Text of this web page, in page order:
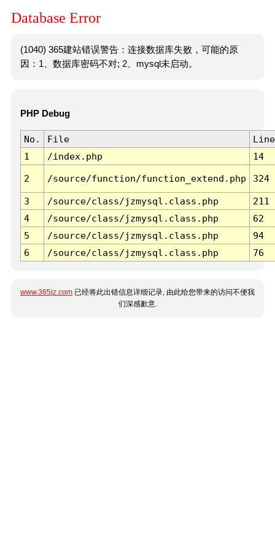
Database Error
(1040) 365建站错误警告：连接数据库失败，可能的原
因：1、数据库密码不对; 2、mysql未启动。
PHP Debug
No. File
Line
1
/index.php 14
2 /source/function/function_extend.php 324
3 /source/class/jzmysql.class.php
211
4
/source/class/jzmysql.class.php
62
5
/source/class/jzmysql.class.php
94
6
/source/class/jzmysql.class.php 76
www.365jz.com 已经将此出错信息详细记录, 由此给您带来的访问不便我
们深感歉意.